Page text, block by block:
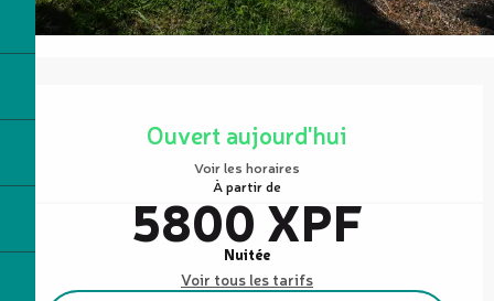
Ouvert aujourd'hui
Voir les horaires
À partir de
5800 XPF
Nuitée
Voir tous les tarifs